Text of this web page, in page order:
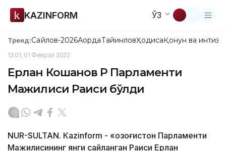
KAZINFORM ЎЗ
Тренд:Сайлов-2026АқордаТайинловҲодисаҚонун ва
12:01, 01 Феврал 2022
Ерлан Кошанов ҚР Парламенти
Мажилиси Раиси бўлди
NUR-SULTAN. Кazinform - «Қозоғистон Парламенти
Мажилисининг янги сайланган Раиси Ерлан